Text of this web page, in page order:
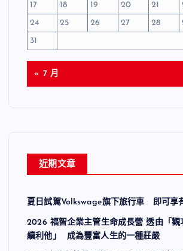
17
18 19 20 21
24
25 26 27 28
31
« 7 月
近期文章
夏日試駕Volkswage旗下旅行車 即可享
2026 福智企業主管生命成長營 透由「觀
續利他」 成為豐富人生的一種莊嚴